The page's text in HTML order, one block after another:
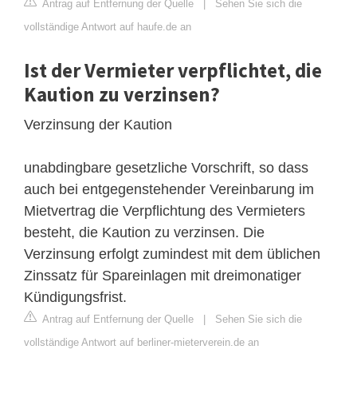
Antrag auf Entfernung der Quelle
Sehen Sie sich die
vollständige Antwort auf haufe.de an
Ist der Vermieter verpflichtet, die
Kaution zu verzinsen?
Verzinsung der Kaution
unabdingbare gesetzliche Vorschrift, so dass
auch bei entgegenstehender Vereinbarung im
Mietvertrag die Verpflichtung des Vermieters
besteht, die Kaution zu verzinsen. Die
Verzinsung erfolgt zumindest mit dem üblichen
Zinssatz für Spareinlagen mit dreimonatiger
Kündigungsfrist.
Antrag auf Entfernung der Quelle | Sehen Sie sich die
vollständige Antwort auf berliner-mieterverein.de an